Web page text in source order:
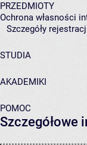
PRZEDMIOTY
Ochrona własności
Szczegóły
STUDIA
AKADEMIKI
POMOC
Szczegółowe